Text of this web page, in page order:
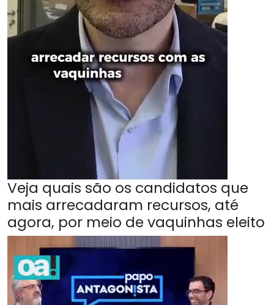
Veja quais são os candidatos que
mais arrecadaram recursos, até
agora, por meio de vaquinhas eleito